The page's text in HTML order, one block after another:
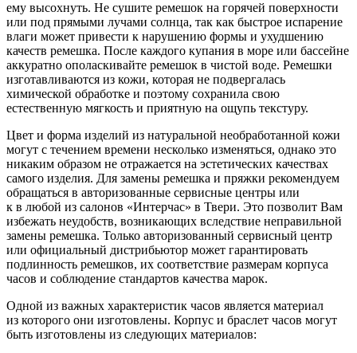
ему высохнуть. Не сушите ремешок на горячей поверхности
или под прямыми лучами солнца, так как быстрое испарение
влаги может привести к нарушению формы и ухудшению
качеств ремешка. После каждого купания в море или бассейне
аккуратно ополаскивайте ремешок в чистой воде. Ремешки
изготавливаются из кожи, которая не подвергалась
химической обработке и поэтому сохранила свою
естественную мягкость и приятную на ощупь текстуру.
Цвет и форма изделий из натуральной необработанной кожи
могут с течением времени несколько изменяться, однако это
никаким образом не отражается на эстетических качествах
самого изделия. Для замены ремешка и пряжки рекомендуем
обращаться в авторизованные сервисные центры или
к в любой из салонов «Интерчас» в Твери. Это позволит Вам
избежать неудобств, возникающих вследствие неправильной
замены ремешка. Только авторизованный сервисный центр
или официальный дистрибьютор может гарантировать
подлинность ремешков, их соответствие размерам корпуса
часов и соблюдение стандартов качества марок.
Одной из важных характеристик часов является материал
из которого они изготовлены. Корпус и браслет часов могут
быть изготовлены из следующих материалов: